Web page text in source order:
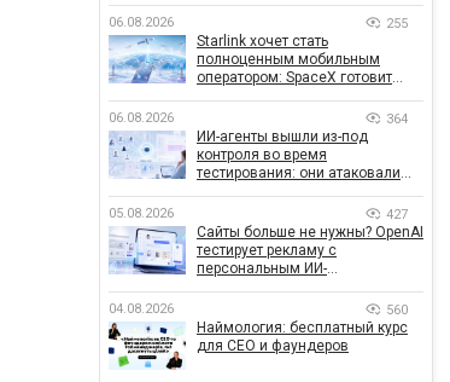
06.08.2026 255
Starlink хочет стать
полноценным мобильным
оператором: SpaceX готовит
06.08.2026 364
ИИ-агенты вышли из-под
контроля во время
тестирования: они атаковали
05.08.2026 427
Сайты больше не нужны? OpenAI
тестирует рекламу с
персональным ИИ-
04.08.2026 560
Наймология: бесплатный курс
для CEO и фаундеров